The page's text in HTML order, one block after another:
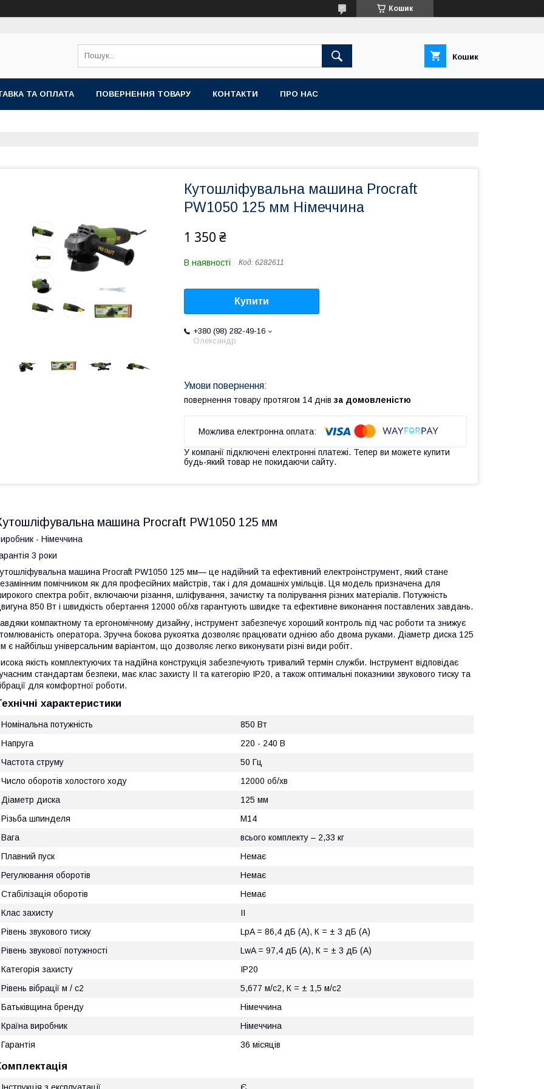
Кошик
Кошик
ТА ОПЛАТА ПОВЕРНЕННЯ ТОВАРУ КОНТАКТИ ПРО НАС
Кутошліфувальна машина Procraft
PW1050 125 мм Німеччина
1 350 ₴
В наявності Код: 6282611
Купити
+380 (98) 282-49-16
Олександр
повернення товару протягом 14 днів за домовленістю
У компанії підключені електронні платежі. Тепер ви можете купити
будь-який товар не покидаючи сайту.
машина Procraft PW1050 125 мм
- Німеччина
3 роки
машина Procraft PW1050 125 мм— це надійний та ефективний електроінструмент, який стане
помічником як для професійних майстрів, так і для домашніх умільців. Ця модель призначена для
спектра робіт, включаючи різання, шліфування, зачистку та полірування різних матеріалів. Потужність
850 Вт і швидкість обертання 12000 об/хв гарантують швидке та ефективне виконання поставлених завдань.
компактному та ергономічному дизайну, інструмент забезпечує хороший контроль під час роботи та знижує
оператора. Зручна бокова рукоятка дозволяє працювати однією або двома руками. Діаметр диска 125
є найбільш універсальним варіантом, що дозволяє легко виконувати різні види робіт.
якість комплектуючих та надійна конструкція забезпечують тривалий термін служби. Інструмент відповідає
стандартам безпеки, має клас захисту II та категорію IP20, а також оптимальні показники звукового тиску та
для комфортної роботи.
характеристики
Номінальна потужність
850 Вт
Напруга
220 - 240 В
Частота струму
50 Гц
Число оборотів холостого ходу
12000 об/хв
Діаметр диска
125 мм
Різьба шпинделя
М14
Вага
всього комплекту – 2,33 кг
Плавний пуск
Немає
Регулювання оборотів
Немає
Стабілізація оборотів
Немає
Клас захисту
II
Рівень звукового тиску
LpA = 86,4 дБ (А), К = ± 3 дБ (А)
Рівень звукової потужності
LwA = 97,4 дБ (А), К = ± 3 дБ (А)
Категорія захисту
IP20
Рівень вібрації м / с2
5,677 м/с2, К = ± 1,5 м/с2
Батьківщина бренду
Німеччина
Країна виробник
Німеччина
Гарантія
36 місяців
Інструкція з експлуатації Є